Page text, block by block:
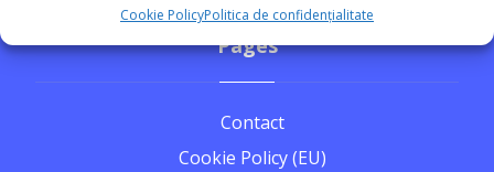
Cookie PolicyPolitica de confidențialitate
Pages
Contact
Cookie Policy (EU)